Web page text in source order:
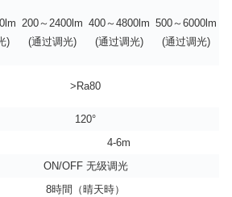
)
200～2400lm
(通过调光)
400～4800lm
(通过调光)
500～6000lm
(通过调光)
>Ra80
120°
4-6m
ON/OFF 无级调光
8時間（晴天時）